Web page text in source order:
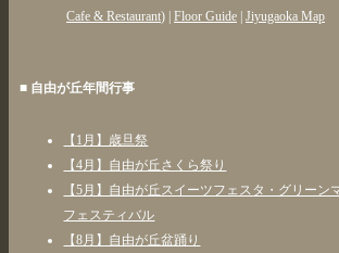
Cafe & Restaurant) | Floor Guide| Jiyugaoka Map
■ 自由が丘年間行事
【1月】歳旦祭
【4月】自由が丘さくら祭り
【5月】自由が丘スイーツフェスタ・グリーン
フェスティバル
【8月】自由が丘盆踊り